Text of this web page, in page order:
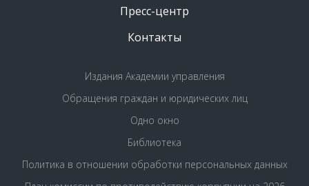
Пресс-центр
Контакты
Издания Академии управления
Обращения граждан и юридических лиц
Одно окно
Библиотека
Политика в отношении обработки персональных данных